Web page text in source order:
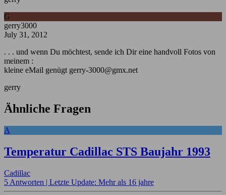
G
gerry3000
July 31, 2012
. . . und wenn Du möchtest, sende ich Dir eine handvoll Fotos von
meinem :
kleine eMail genügt gerry-3000@gmx.net
gerry
Ähnliche Fragen
A
Temperatur Cadillac STS Baujahr 1993
Cadillac
5 Antworten | Letzte Update: Mehr als 16 jahre